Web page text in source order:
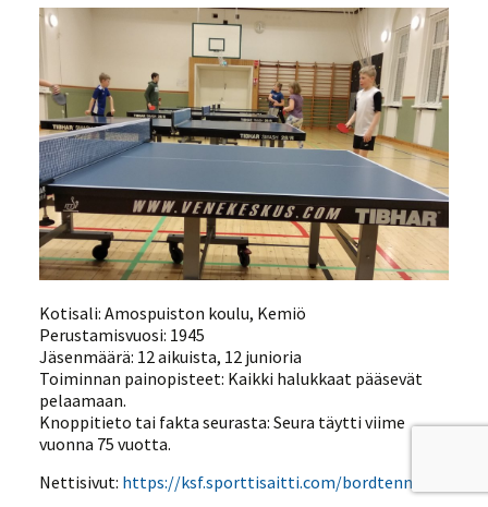
Kotisali: Amospuiston koulu, Kemiö
Perustamisvuosi: 1945
Jäsenmäärä: 12 aikuista, 12 junioria
Toiminnan painopisteet: Kaikki halukkaat pääsevät
pelaamaan.
Knoppitieto tai fakta seurasta: Seura täytti viime
vuonna 75 vuotta.
Nettisivut: https://ksf.sporttisaitti.com/bordtennis/